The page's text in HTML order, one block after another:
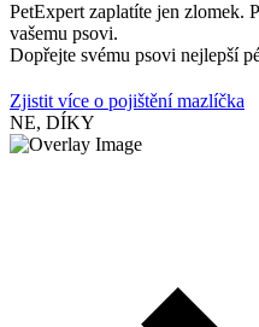
PetExpert zaplatíte jen zlomek.
vašemu psovi.
Dopřejte svému psovi nejlepší
Zjistit více o pojištění mazlíčka
NE, DÍKY